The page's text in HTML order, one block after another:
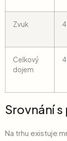
Zvuk
Celkový
dojem
Srovnání
Na trhu existuje